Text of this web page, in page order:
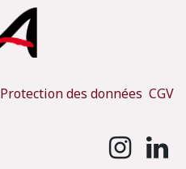
Protection des données CGV